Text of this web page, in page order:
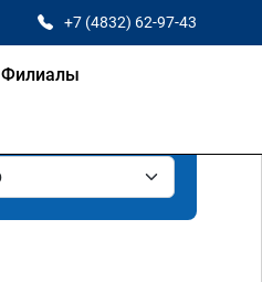
+7 (4832) 62-97-43
Филиалы